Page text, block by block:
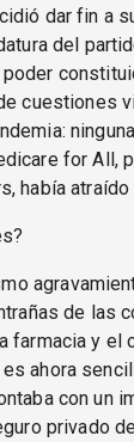
dar fin a
del
cuestiones
for All,
había
de las
farmacia y el
ahora
con un
privado